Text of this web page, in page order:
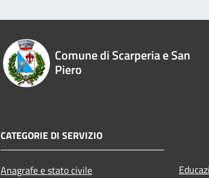
Comune di Scarperia e San
Piero
CATEGORIE DI SERVIZIO
Anagrafe e stato civile